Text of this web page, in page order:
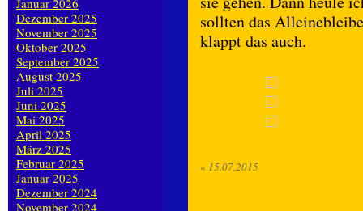
sollten das
klappt das auch.
« 15.07.2015
Januar 2026
Dezember 2025
November 2025
Oktober 2025
September 2025
August 2025
Juli 2025
Juni 2025
Mai 2025
April 2025
März 2025
Februar 2025
Januar 2025
Dezember 2024
November 2024